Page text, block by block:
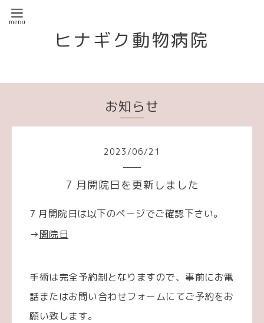
ヒナギク動物病院
お知らせ
2023/06/21
7 月開院日を更新しました
7 月開院日は以下のページでご確認下さい。
→開院日
手術は完全予約制となりますので、事前にお電
話またはお問い合わせフォームにてご予約をお
願い致します。